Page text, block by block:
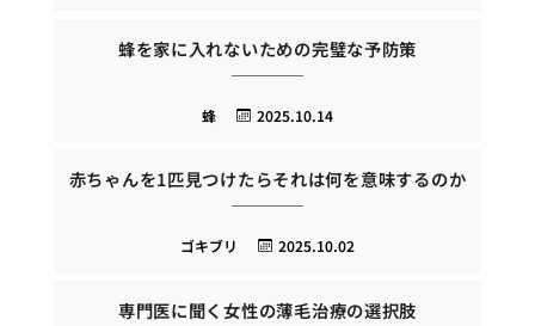
蜂を家に入れないための完璧な予防策
2025.10.14
蜂
赤ちゃんを1匹見つけたらそれは何を意味するのか
2025.10.02
ゴキブリ
専門医に聞く女性の薄毛治療の選択肢